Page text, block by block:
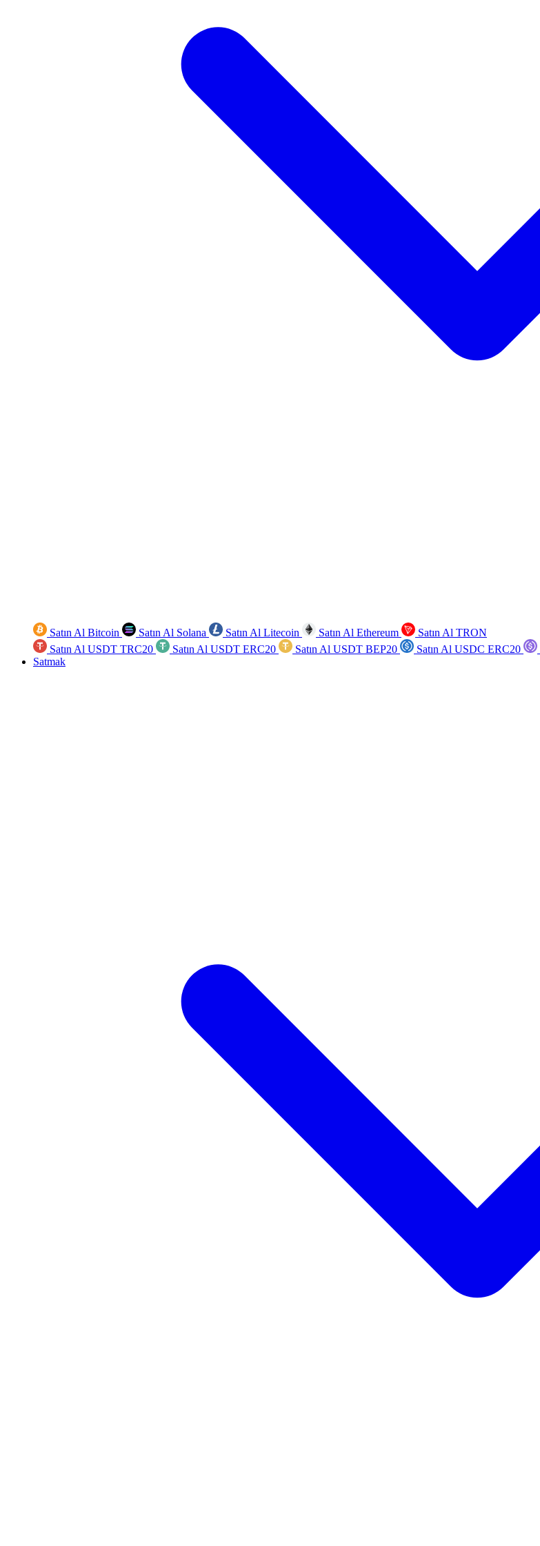
Satın Al Bitcoin Satın Al Solana Satın Al Litecoin Satın Al Ethereum
Satın Al TRON
Satın Al USDT TRC20
Satın Al USDT ERC20 Satın Al USDT BEP20 Satın Al USDC ERC20
Satmak